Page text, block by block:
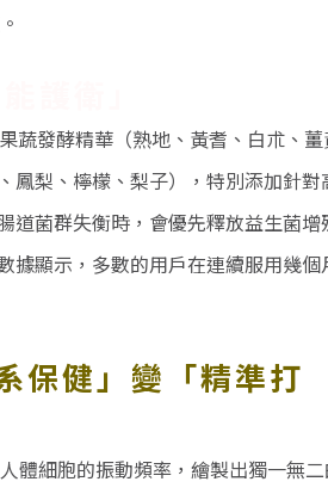
蔬發酵精華（熟地、黃耆、白朮、
鳳梨、檸檬、梨子），特別添加針對
道菌群失衡時，會優先釋放益生菌增
據顯示，多數的用戶在連續服用幾個
保健」變「精準打
體細胞的振動頻率，繪製出獨一無